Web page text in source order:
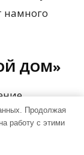
намного
ДОМ»
сводится
какое
Продолжая
работу с этими